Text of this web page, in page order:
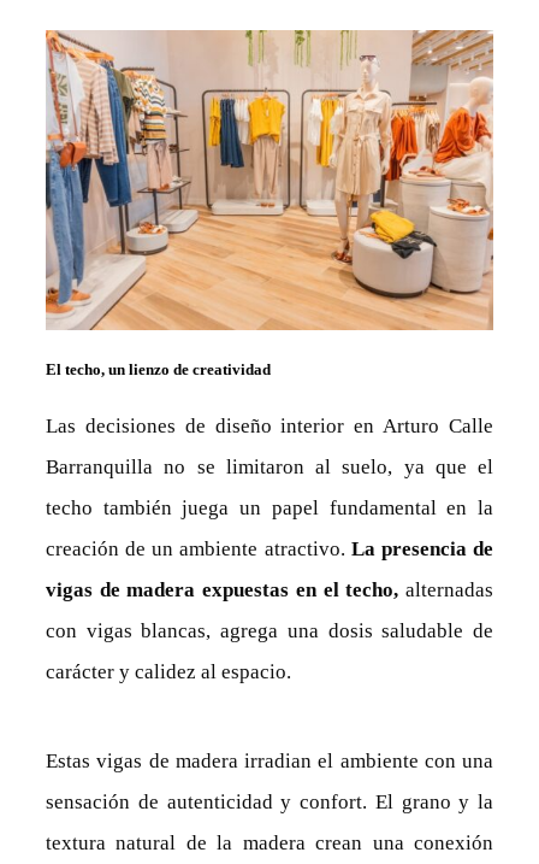
El techo, un lienzo de creatividad
Las decisiones de diseño interior en Arturo Calle
Barranquilla no se limitaron al suelo, ya que el
techo también juega un papel fundamental en la
creación de un ambiente atractivo. La presencia de
vigas de madera expuestas en el techo, alternadas
con vigas blancas, agrega una dosis saludable de
carácter y calidez al espacio.
Estas vigas de madera irradian el ambiente con una
sensación de autenticidad y confort. El grano y la
textura natural de la madera crean una conexión